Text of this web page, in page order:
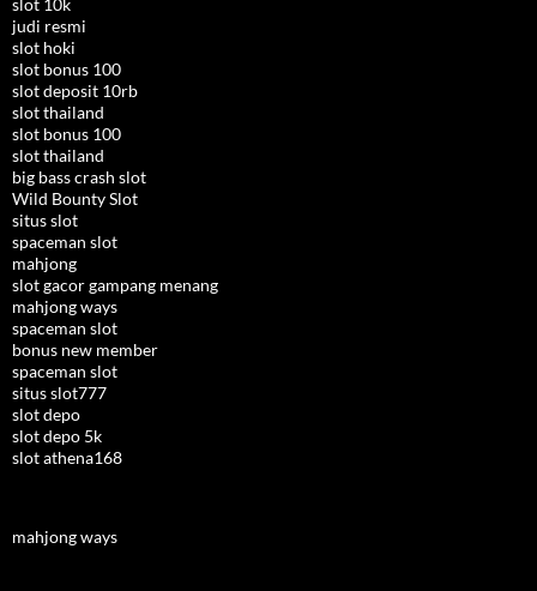
slot 10k
judi resmi
slot hoki
slot bonus 100
slot deposit 10rb
slot thailand
slot bonus 100
slot thailand
big bass crash slot
Wild Bounty Slot
situs slot
spaceman slot
mahjong
slot gacor gampang menang
mahjong ways
spaceman slot
bonus new member
spaceman slot
situs slot777
slot depo
slot depo 5k
slot athena168
mahjong ways